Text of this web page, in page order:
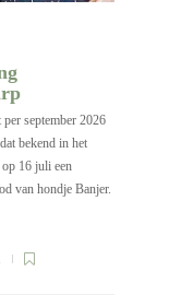
september 2026
bekend in het
16 juli een
van hondje Banjer.